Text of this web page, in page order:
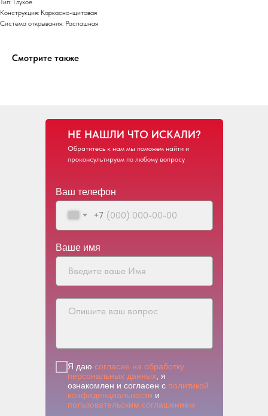
Тип: Глухое
Конструкция: Каркасно-щитовая
Система открывания: Распашная
Смотрите также
НЕ НАШЛИ ЧТО ИСКАЛИ?
Обратитесь к нам мы поможем найти и
проконсультируем по любому вопросу
Ваш телефон
+7
Ваше имя
Я даю согласие на обработку
персональных данных, я
ознакомлен и согласен с политикой
конфиденциальности и
пользовательским соглашением